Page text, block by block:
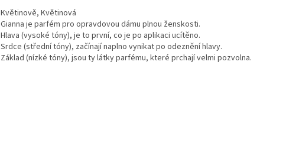
Květinově, Květinová
Gianna je parfém pro opravdovou dámu plnou ženskosti.
Hlava (vysoké tóny), je to první, co je po aplikaci ucítěno.
Srdce (střední tóny), začínají naplno vynikat po odeznění hlavy.
Základ (nízké tóny), jsou ty látky parfému, které prchají velmi pozvolna.